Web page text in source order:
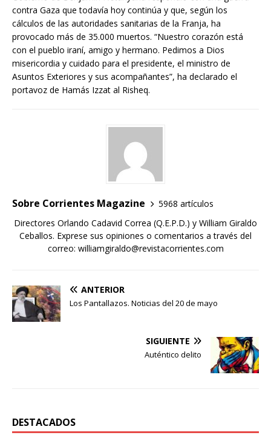
contra Gaza que todavía hoy continúa y que, según los
cálculos de las autoridades sanitarias de la Franja, ha
provocado más de 35.000 muertos. “Nuestro corazón está
con el pueblo iraní, amigo y hermano. Pedimos a Dios
misericordia y cuidado para el presidente, el ministro de
Asuntos Exteriores y sus acompañantes”, ha declarado el
portavoz de Hamás Izzat al Risheq.
Sobre Corrientes Magazine
5968 artículos
Directores Orlando Cadavid Correa (Q.E.P.D.) y William Giraldo
Ceballos. Exprese sus opiniones o comentarios a través del
correo: williamgiraldo@revistacorrientes.com
ANTERIOR
Los Pantallazos. Noticias del 20 de mayo
SIGUIENTE
Auténtico delito
DESTACADOS